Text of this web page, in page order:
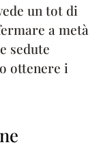
un tot di
a metà
sedute
ottenere i